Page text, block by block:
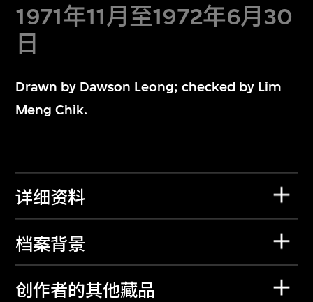
1971年11月至1972年6月30
日
Drawn by Dawson Leong; checked by Lim
Meng Chik.
详细资料
档案背景
创作者的其他藏品